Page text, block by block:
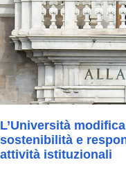
L’Università
sostenibilità e
attività istituzionali